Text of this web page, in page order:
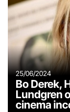
25/06/2024
Bo Derek,
Lundgren
cinema